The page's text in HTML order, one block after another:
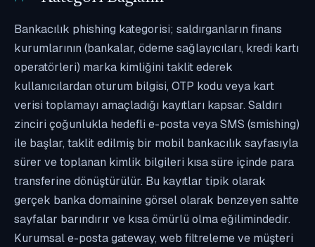
Bankacılık phishing kategorisi; saldırganların finans
kurumlarının (bankalar, ödeme sağlayıcıları, kredi kartı
operatörleri) marka kimliğini taklit ederek
kullanıcılardan oturum bilgisi, OTP kodu veya kart
verisi toplamayı amaçladığı kayıtları kapsar. Saldırı
zinciri çoğunlukla hedefli e-posta veya SMS (smishing)
ile başlar, taklit edilmiş bir mobil bankacılık sayfasıyla
sürer ve toplanan kimlik bilgileri kısa süre içinde para
transferine dönüştürülür. Bu kayıtlar tipik olarak
gerçek banka domainine görsel olarak benzeyen sahte
sayfalar barındırır ve kısa ömürlü olma eğilimindedir.
Kurumsal e-posta gateway, web filtreleme ve müşteri